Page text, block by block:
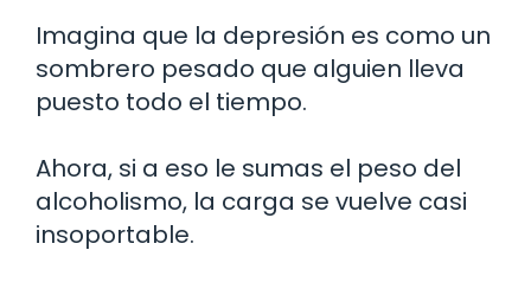
Imagina que la depresión es como un
sombrero pesado que alguien lleva
puesto todo el tiempo.
Ahora, si a eso le sumas el peso del
alcoholismo, la carga se vuelve casi
insoportable.